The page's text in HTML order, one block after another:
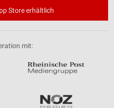
Store erhältlich
mit: